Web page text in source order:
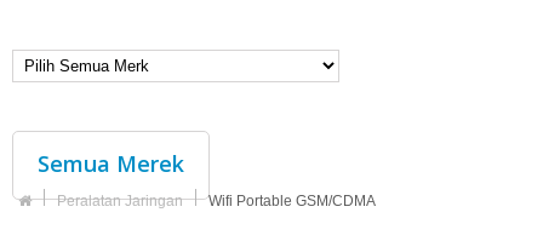
Semua Merek
Peralatan Jaringan Wifi Portable GSM/CDMA